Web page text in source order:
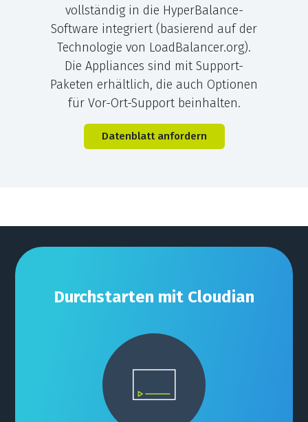
vollständig in die HyperBalance-
Software integriert (basierend auf der
Technologie von LoadBalancer.org).
Die Appliances sind mit Support-
Paketen erhältlich, die auch Optionen
für Vor-Ort-Support beinhalten.
Datenblatt anfordern
Durchstarten mit Cloudian